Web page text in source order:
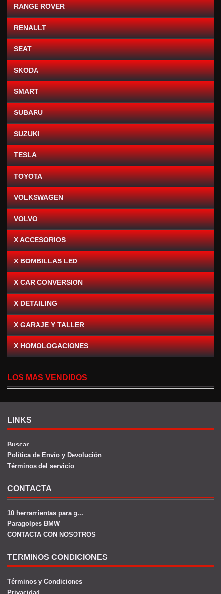
RANGE ROVER
RENAULT
SEAT
SKODA
SMART
SUBARU
SUZUKI
TESLA
TOYOTA
VOLKSWAGEN
VOLVO
X ACCESORIOS
X BOMBILLAS LED
X CAR CONVERSION
X DETAILING
X GARAJE Y TALLER
X HOMOLOGACIONES
LOS MAS VENDIDOS
LINKS
Buscar
Política de Envío y Devolución
Términos del servicio
CONTACTA
10 herramientas para g...
Paragolpes BMW
CONTACTA CON NOSOTROS
TERMINOS CONDICIONES
Términos y Condiciones
Privacidad